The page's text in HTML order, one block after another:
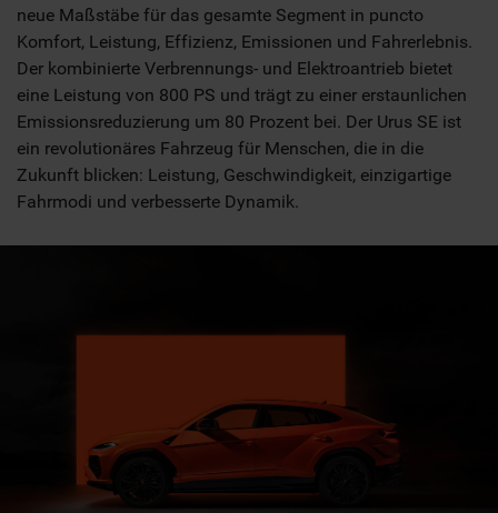
neue Maßstäbe für das gesamte Segment in puncto
Komfort, Leistung, Effizienz, Emissionen und Fahrerlebnis.
Der kombinierte Verbrennungs- und Elektroantrieb bietet
eine Leistung von 800 PS und trägt zu einer erstaunlichen
Emissionsreduzierung um 80 Prozent bei. Der Urus SE ist
ein revolutionäres Fahrzeug für Menschen, die in die
Zukunft blicken: Leistung, Geschwindigkeit, einzigartige
Fahrmodi und verbesserte Dynamik.